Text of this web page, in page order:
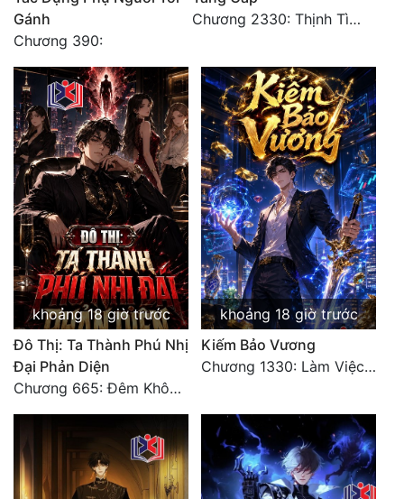
Đô Thị
Đông Phương
Đông Phương Huyền Huyễn
Đồng Nhân
Cẩu Đạo Trường Sinh
Ngự Thú
Truyện Nam
Truyện Nữ
Vô Địch Lưu
Xây Dựng Thế Lực
Đẹp Hiệp
Gánh
Chương 390:
Chương 2330: Thịnh Tình Mời Chào
khoảng 18 giờ trước
Đô Thị: Ta Thành Phú Nhị
Đại Phản Diện
Chương 665: Đêm Không Dấu Vết
khoảng 18 giờ trước
Kiếm Bảo Vương
Chương 1330: Làm Việc Rồi (4/5)